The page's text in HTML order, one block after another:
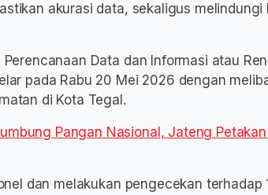
akurasi data, sekaligus melindungi
Perencanaan Data dan Informasi atau
pada Rabu 20 Mei 2026 dengan
di Kota Tegal.
Pangan Nasional, Jateng
dan melakukan pengecekan terhadap